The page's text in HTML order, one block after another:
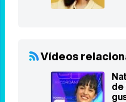
Vídeos
de